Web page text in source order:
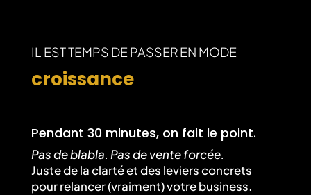
IL EST TEMPS DE PASSER EN MODE
croissance
Pendant 30 minutes, on fait le point.
Pas de blabla. Pas de vente forcée.
Juste de la clarté et des leviers concrets
pour relancer (vraiment) votre business.